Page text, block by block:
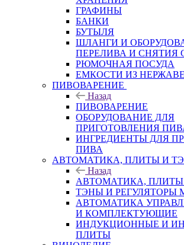
ГРАФИНЫ
БАНКИ
БУТЫЛЯ
ШЛАНГИ И
ПЕРЕЛИВА И СНЯТИЯ
РЮМОЧНАЯ ПОСУДА
ЕМКОСТИ ИЗ
ПИВОВАРЕНИЕ
Назад
ПИВОВАРЕНИЕ
ОБОРУДОВАНИЕ ДЛЯ
ПРИГОТОВЛЕНИЯ
ИНГPЕДИЕНТЫ ДЛЯ
ПИВА
АВТОМАТИКА, ПЛИТЫ И
Назад
АВТОМАТИКА,
ТЭНЫ И
АВТОМАТИКА
И КОМПЛЕКТУЮЩИЕ
ИНДУКЦИОННЫЕ И
ПЛИТЫ